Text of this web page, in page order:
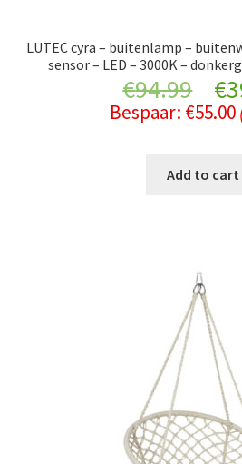
LUTEC cyra – buitenlamp –
sensor – LED – 3000K –
€94.99
was:
€
Bespaar: €55.00
Add to cart